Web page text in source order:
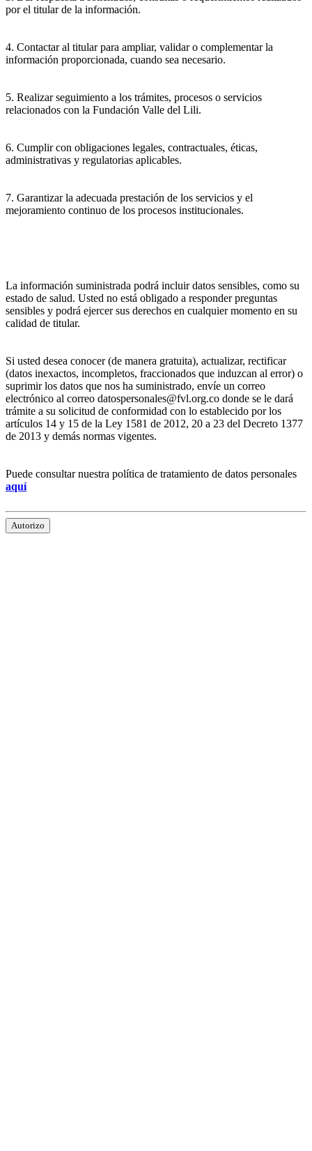
por el titular de la información.
4. Contactar al titular para ampliar, validar o complementar la
información proporcionada, cuando sea necesario.
5. Realizar seguimiento a los trámites, procesos o servicios
relacionados con la Fundación Valle del Lili.
6. Cumplir con obligaciones legales, contractuales, éticas,
administrativas y regulatorias aplicables.
7. Garantizar la adecuada prestación de los servicios y el
mejoramiento continuo de los procesos institucionales.
La información suministrada podrá incluir datos sensibles, como su
estado de salud. Usted no está obligado a responder preguntas
sensibles y podrá ejercer sus derechos en cualquier momento en su
calidad de titular.
Si usted desea conocer (de manera gratuita), actualizar, rectificar
(datos inexactos, incompletos, fraccionados que induzcan al error) o
suprimir los datos que nos ha suministrado, envíe un correo
electrónico al correo datospersonales@fvl.org.co donde se le dará
trámite a su solicitud de conformidad con lo establecido por los
artículos 14 y 15 de la Ley 1581 de 2012, 20 a 23 del Decreto 1377
de 2013 y demás normas vigentes.
Puede consultar nuestra política de tratamiento de datos personales
aquí
Autorizo